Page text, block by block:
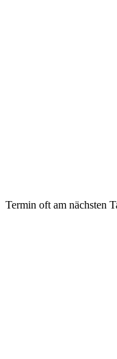
Termin oft am nächsten